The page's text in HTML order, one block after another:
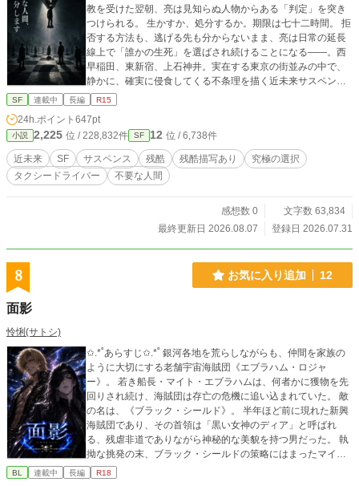
教を受けた翌朝、亮は見知らぬ人物からある「判定」を突き
つけられる。 生かすか、処分するか。期限は七十二時間。 拒
否する方法も、逃げる先も分からないまま、亮は日常の延長
線上で「誰かの生死」を選ばされ続けることになる——。西
早稲田、東新宿、上石神井。実在する東京の街並みの中で、
静かに、確実に侵食してくる不条理を描く近未来サスペン
ス。
SF 連載中 長編 R15
24h.ポイント 647pt
小説 2,225 位 / 228,832件 SF 12 位 / 6,738件
近未来 SF サスペンス 残酷 残酷描写あり
究極の選択
タクシードライバー
不要な人間
感想数 0
文字数 63,834
最終更新日 2026.08.07
登録日 2026.07.31
8 お気に入り追加 12
面影
怜悧(サトシ)
✩.*˚あらすじ✩.*˚ 銀河各地を荒らしながらも、仲間を家族の
ように大切にする老舗宇宙海賊団《エブラハム・ロジャ
ー》。 若き船長・マイト・エブラハムは、何者かに獲物を先
回りされ続け、海賊団は存亡の危機に追い込まれていた。 敵
の名は、《ブラック・シールド》。 半年ほど前に現れた新興
海賊団であり、その首領は「黒い女神のディア」と呼ばれ
る、残虐非道でありながら神秘的な美貌を持つ男だった。 執
拗な挑発の末、ブラック・シールドの策略にはまったマイト
は、自ら囮となって仲間を逃がそうとする。しかし、その戦
BL 連載中 長編 R18